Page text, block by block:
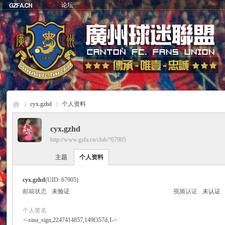
论坛
cyx.gzhd 个人资料
cyx.gzhd
http://www.gzfa.cn/club/?67905
主题 个人资料
cyx.gzhd(UID: 67905)
邮箱状态
未验证 视频认证 未认证
个人签名
<-sina_sign,2247414857,149f357d,1->